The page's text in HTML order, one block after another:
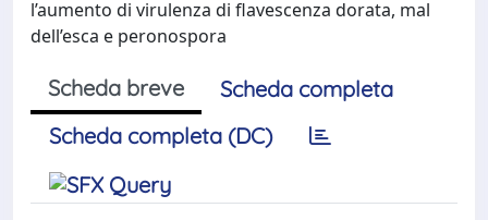
l’aumento di virulenza di flavescenza dorata, mal
dell’esca e peronospora
Scheda breve
Scheda completa
Scheda completa (DC)